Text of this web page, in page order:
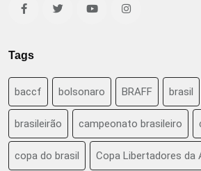
Tags
baccf bolsonaro BRAFF brasil
brasileirão campeonato brasileiro
copa do brasil Copa Libertadores da